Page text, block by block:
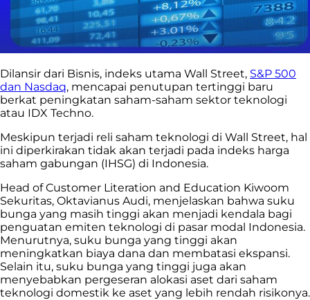
Dilansir dari Bisnis, indeks utama Wall Street, S&P 500
dan Nasdaq, mencapai penutupan tertinggi baru
berkat peningkatan saham-saham sektor teknologi
atau IDX Techno.
Meskipun terjadi reli saham teknologi di Wall Street, hal
ini diperkirakan tidak akan terjadi pada indeks harga
saham gabungan (IHSG) di Indonesia.
Head of Customer Literation and Education Kiwoom
Sekuritas, Oktavianus Audi, menjelaskan bahwa suku
bunga yang masih tinggi akan menjadi kendala bagi
penguatan emiten teknologi di pasar modal Indonesia.
Menurutnya, suku bunga yang tinggi akan
meningkatkan biaya dana dan membatasi ekspansi.
Selain itu, suku bunga yang tinggi juga akan
menyebabkan pergeseran alokasi aset dari saham
teknologi domestik ke aset yang lebih rendah risikonya.